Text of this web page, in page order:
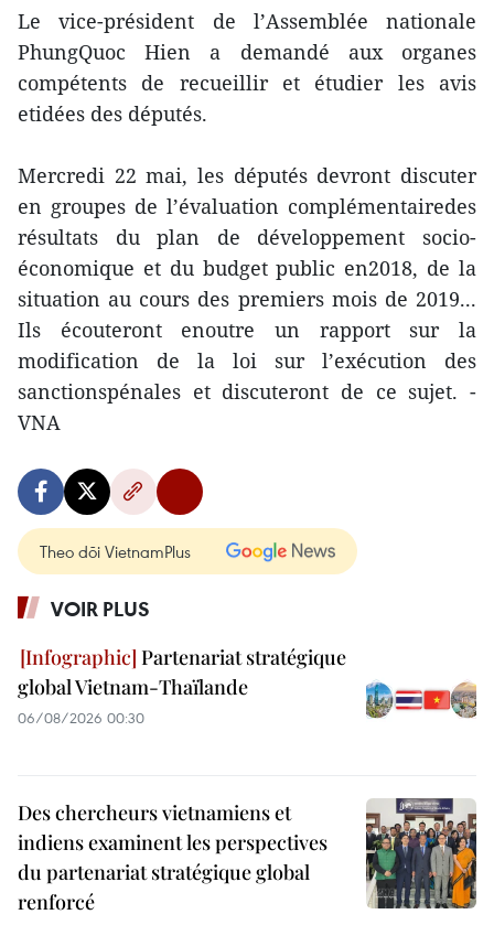
Le vice-président de l’Assemblée nationale
PhungQuoc Hien a demandé aux organes
compétents de recueillir et étudier les avis
etidées des députés.
Mercredi 22 mai, les députés devront discuter
en groupes de l’évaluation complémentairedes
résultats du plan de développement socio-
économique et du budget public en2018, de la
situation au cours des premiers mois de 2019...
Ils écouteront enoutre un rapport sur la
modification de la loi sur l’exécution des
sanctionspénales et discuteront de ce sujet. -
VNA
Theo dõi VietnamPlus
VOIR PLUS
Partenariat stratégique
global Vietnam-Thaïlande
06/08/2026 00:30
Des chercheurs vietnamiens et
indiens examinent les perspectives
du partenariat stratégique global
renforcé